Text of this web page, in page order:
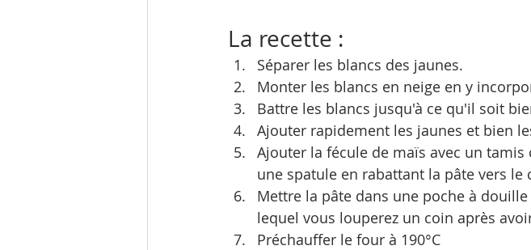
La recette :
Séparer les blancs des jaunes.
Monter les blancs en neige en y
Battre les blancs jusqu'à ce qu'il soit
Ajouter rapidement les jaunes et bien
Ajouter la fécule de maïs avec un
une spatule en rabattant la pâte vers le
Mettre la pâte dans une poche à
lequel vous louperez un coin après
Préchauffer le four à 190°C